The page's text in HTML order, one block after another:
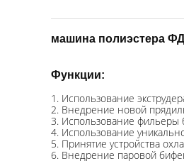
машина полиэстера
Функции:
1. Использование
2. Внедрение новой
3. Использование
4. Использование
5. Принятие устройства
6. Внедрение паровой